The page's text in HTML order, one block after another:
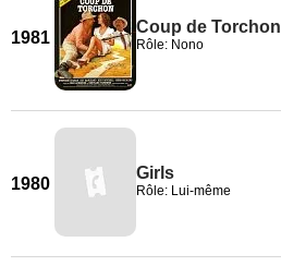
1981
Coup de Torchon
Rôle: Nono
1980
Girls
Rôle: Lui-même